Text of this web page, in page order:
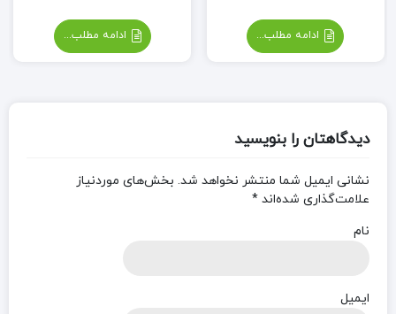
ادامه مطلب... ادامه مطلب...
دیدگاهتان را بنویسید
نشانی ایمیل شما منتشر نخواهد شد. بخش‌های موردنیاز
علامت‌گذاری شده‌اند *
نام
ایمیل